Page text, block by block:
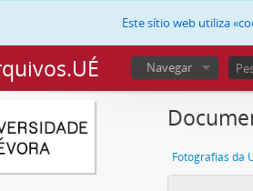
Este sítio web utiliza
Navegar
Fotografias da